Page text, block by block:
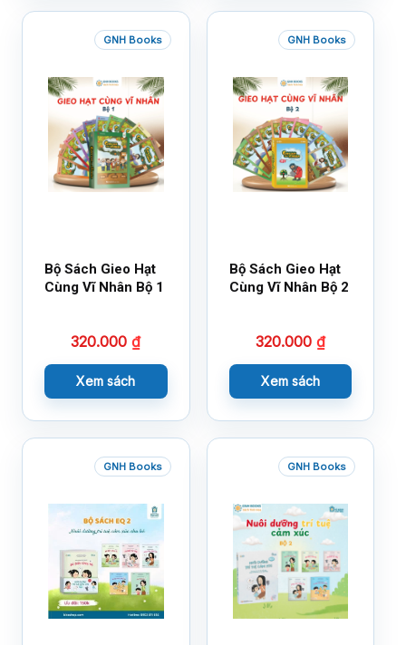
GNH Books
Bộ Sách Gieo Hạt
Cùng Vĩ Nhân Bộ 1
320.000₫
Xem sách
GNH Books
Bộ Sách Gieo Hạt
Cùng Vĩ Nhân Bộ 2
320.000 ₫
Xem sách
GNH Books GNH Books